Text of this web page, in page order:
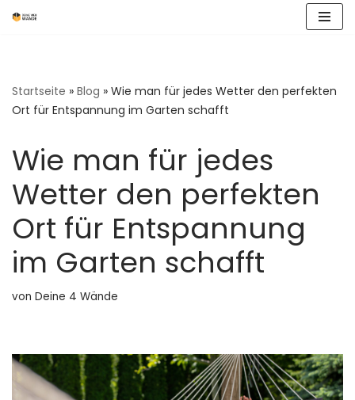
Startseite » Blog » Wie man für jedes Wetter den perfekten
Ort für Entspannung im Garten schafft
Wie man für jedes
Wetter den perfekten
Ort für Entspannung
im Garten schafft
von Deine 4 Wände